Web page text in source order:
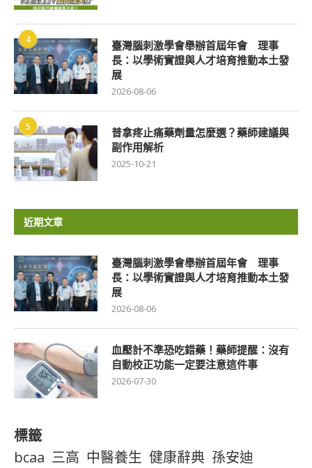
4
臺灣腦刺激學會舉辦首屆年會 理事
長：以學術實證與人才培育推動本土發
展
2026-08-06
5
普拿疼止痛藥劑量怎麼選？藥師建議與
副作用解析
2025-10-21
近期文章
臺灣腦刺激學會舉辦首屆年會 理事
長：以學術實證與人才培育推動本土發
展
2026-08-06
血壓計不準恐吃錯藥！藥師提醒：沒有
自動校正功能一定要注意這件事
2026-07-30
標籤
bcaa 三高 中醫養生 健康辭典 孫安迪